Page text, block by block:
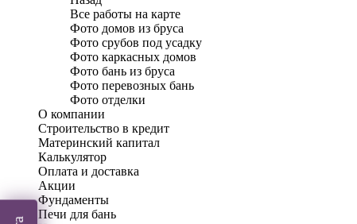
Все работы на карте
Фото домов из бруса
Фото срубов под усадку
Фото каркасных домов
Фото бань из бруса
Фото перевозных бань
Фото отделки
О компании
Строительство в кредит
Материнский капитал
Калькулятор
Оплата и доставка
Акции
Фундаменты
Печи для бань